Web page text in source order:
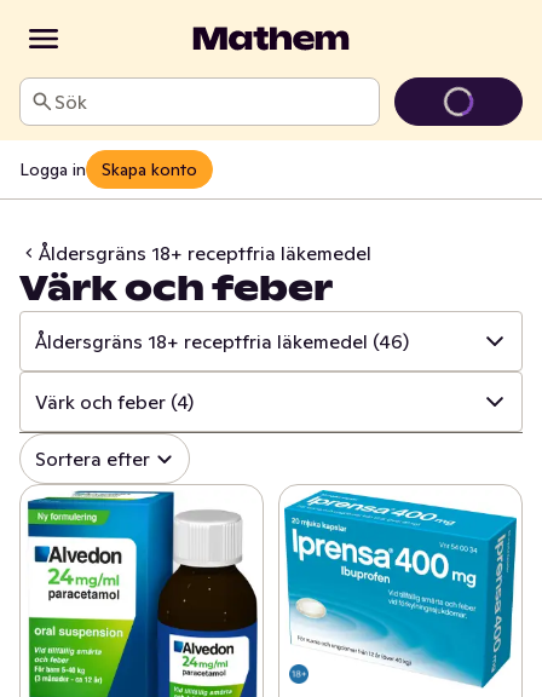
Sök
Logga in Skapa konto
Åldersgräns 18+ receptfria läkemedel
Värk och feber
Åldersgräns 18+ receptfria läkemedel (46)
✓ Alla (843)
✓ Mun och tänder
✓ Sår, bett och stick
✓ Mage (15)
✓ Sex och lust (2)
✓ Händer och fötter (63)
Värk och feber (4)
✓ Alla (46)
✓ Värk och feber (4)
✓ Sluta röka
✓ Allergi (3)
✓ Huvudvärk och feber (11)
Sortera efter